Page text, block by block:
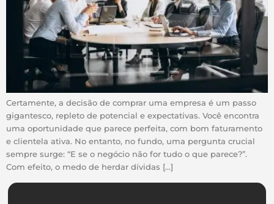
Certamente, a decisão de comprar uma empresa é um passo
gigantesco, repleto de potencial e expectativas. Você encontra
uma oportunidade que parece perfeita, com bom faturamento
e clientela ativa. No entanto, no fundo, uma pergunta crucial
sempre surge: “E se o negócio não for tudo o que parece?”.
Com efeito, o medo de herdar dívidas […]